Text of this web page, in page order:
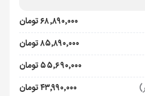
۶۸٬۸۹۰٬۰۰۰ تومان
۸۵٬۸۹۰٬۰۰۰ تومان
۵۵٬۶۹۰٬۰۰۰ تومان
۴۳٬۹۹۰٬۰۰۰ تومان